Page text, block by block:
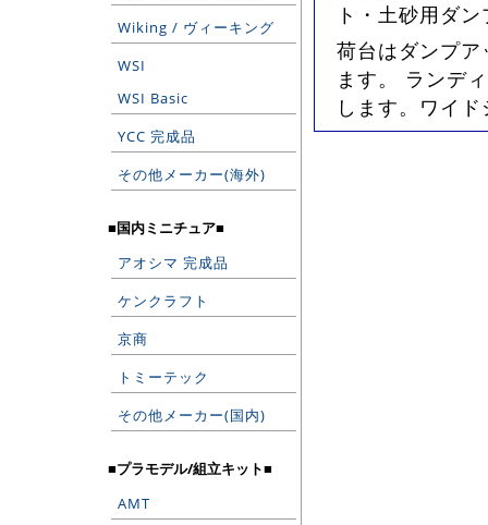
Wiking / ヴィーキング
WSI
WSI Basic
YCC 完成品
その他メーカー(海外)
■国内ミニチュア■
アオシマ 完成品
ケンクラフト
京商
トミーテック
その他メーカー(国内)
■プラモデル/組立キット■
AMT
ト・土砂用ダ
荷台はダンプ
ます。 ランデ
します。ワイ